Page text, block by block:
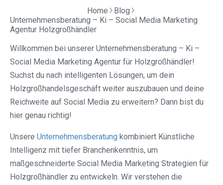
Home
Blog
Unternehmensberatung – Ki – Social Media Marketing
Agentur Holzgroßhändler
Willkommen bei unserer Unternehmensberatung – Ki –
Social Media Marketing Agentur für Holzgroßhändler!
Suchst du nach intelligenten Lösungen, um dein
Holzgroßhandelsgeschäft weiter auszubauen und deine
Reichweite auf Social Media zu erweitern? Dann bist du
hier genau richtig!
Unsere Unternehmensberatung kombiniert Künstliche
Intelligenz mit tiefer Branchenkenntnis, um
maßgeschneiderte Social Media Marketing Strategien für
Holzgroßhändler zu entwickeln. Wir verstehen die